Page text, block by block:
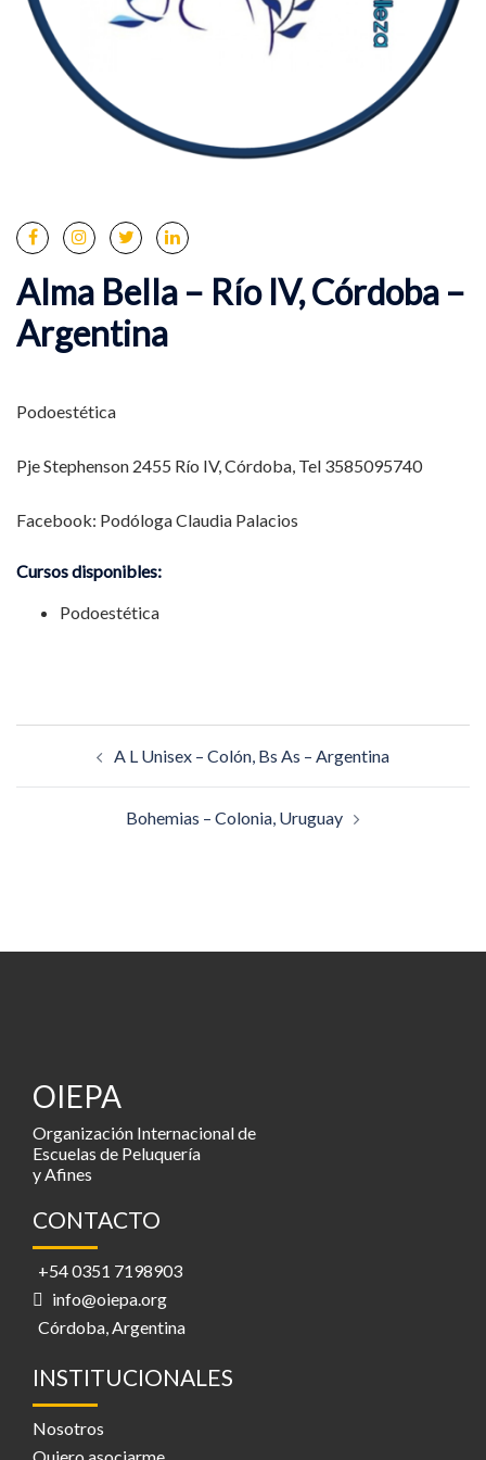
Alma Bella – Río IV, Córdoba –
Argentina
Podoestética
Pje Stephenson 2455 Río IV, Córdoba, Tel 3585095740
Facebook: Podóloga Claudia Palacios
Cursos disponibles:
Podoestética
entradas
A L Unisex – Colón, Bs As – Argentina
Bohemias – Colonia, Uruguay
OIEPA
Organización Internacional de
Escuelas de Peluquería
y Afines
CONTACTO
+54 0351 7198903
info@oiepa.org
Córdoba, Argentina
INSTITUCIONALES
Nosotros
Quiero asociarme